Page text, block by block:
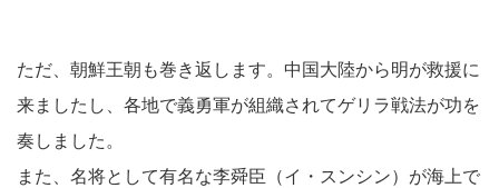
ただ、朝鮮王朝も巻き返します。中国大陸から明が救援に
来ましたし、各地で義勇軍が組織されてゲリラ戦法が功を
奏しました。
また、名将として有名な李舜臣（イ・スンシン）が海上で